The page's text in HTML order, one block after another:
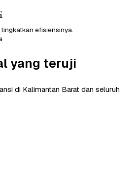
efisiensinya.
yang teruji
di Kalimantan Barat dan seluruh